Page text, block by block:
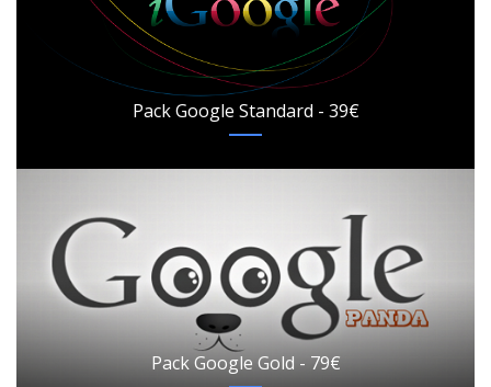
Pack Google Standard - 39€
Pack Google Gold - 79€